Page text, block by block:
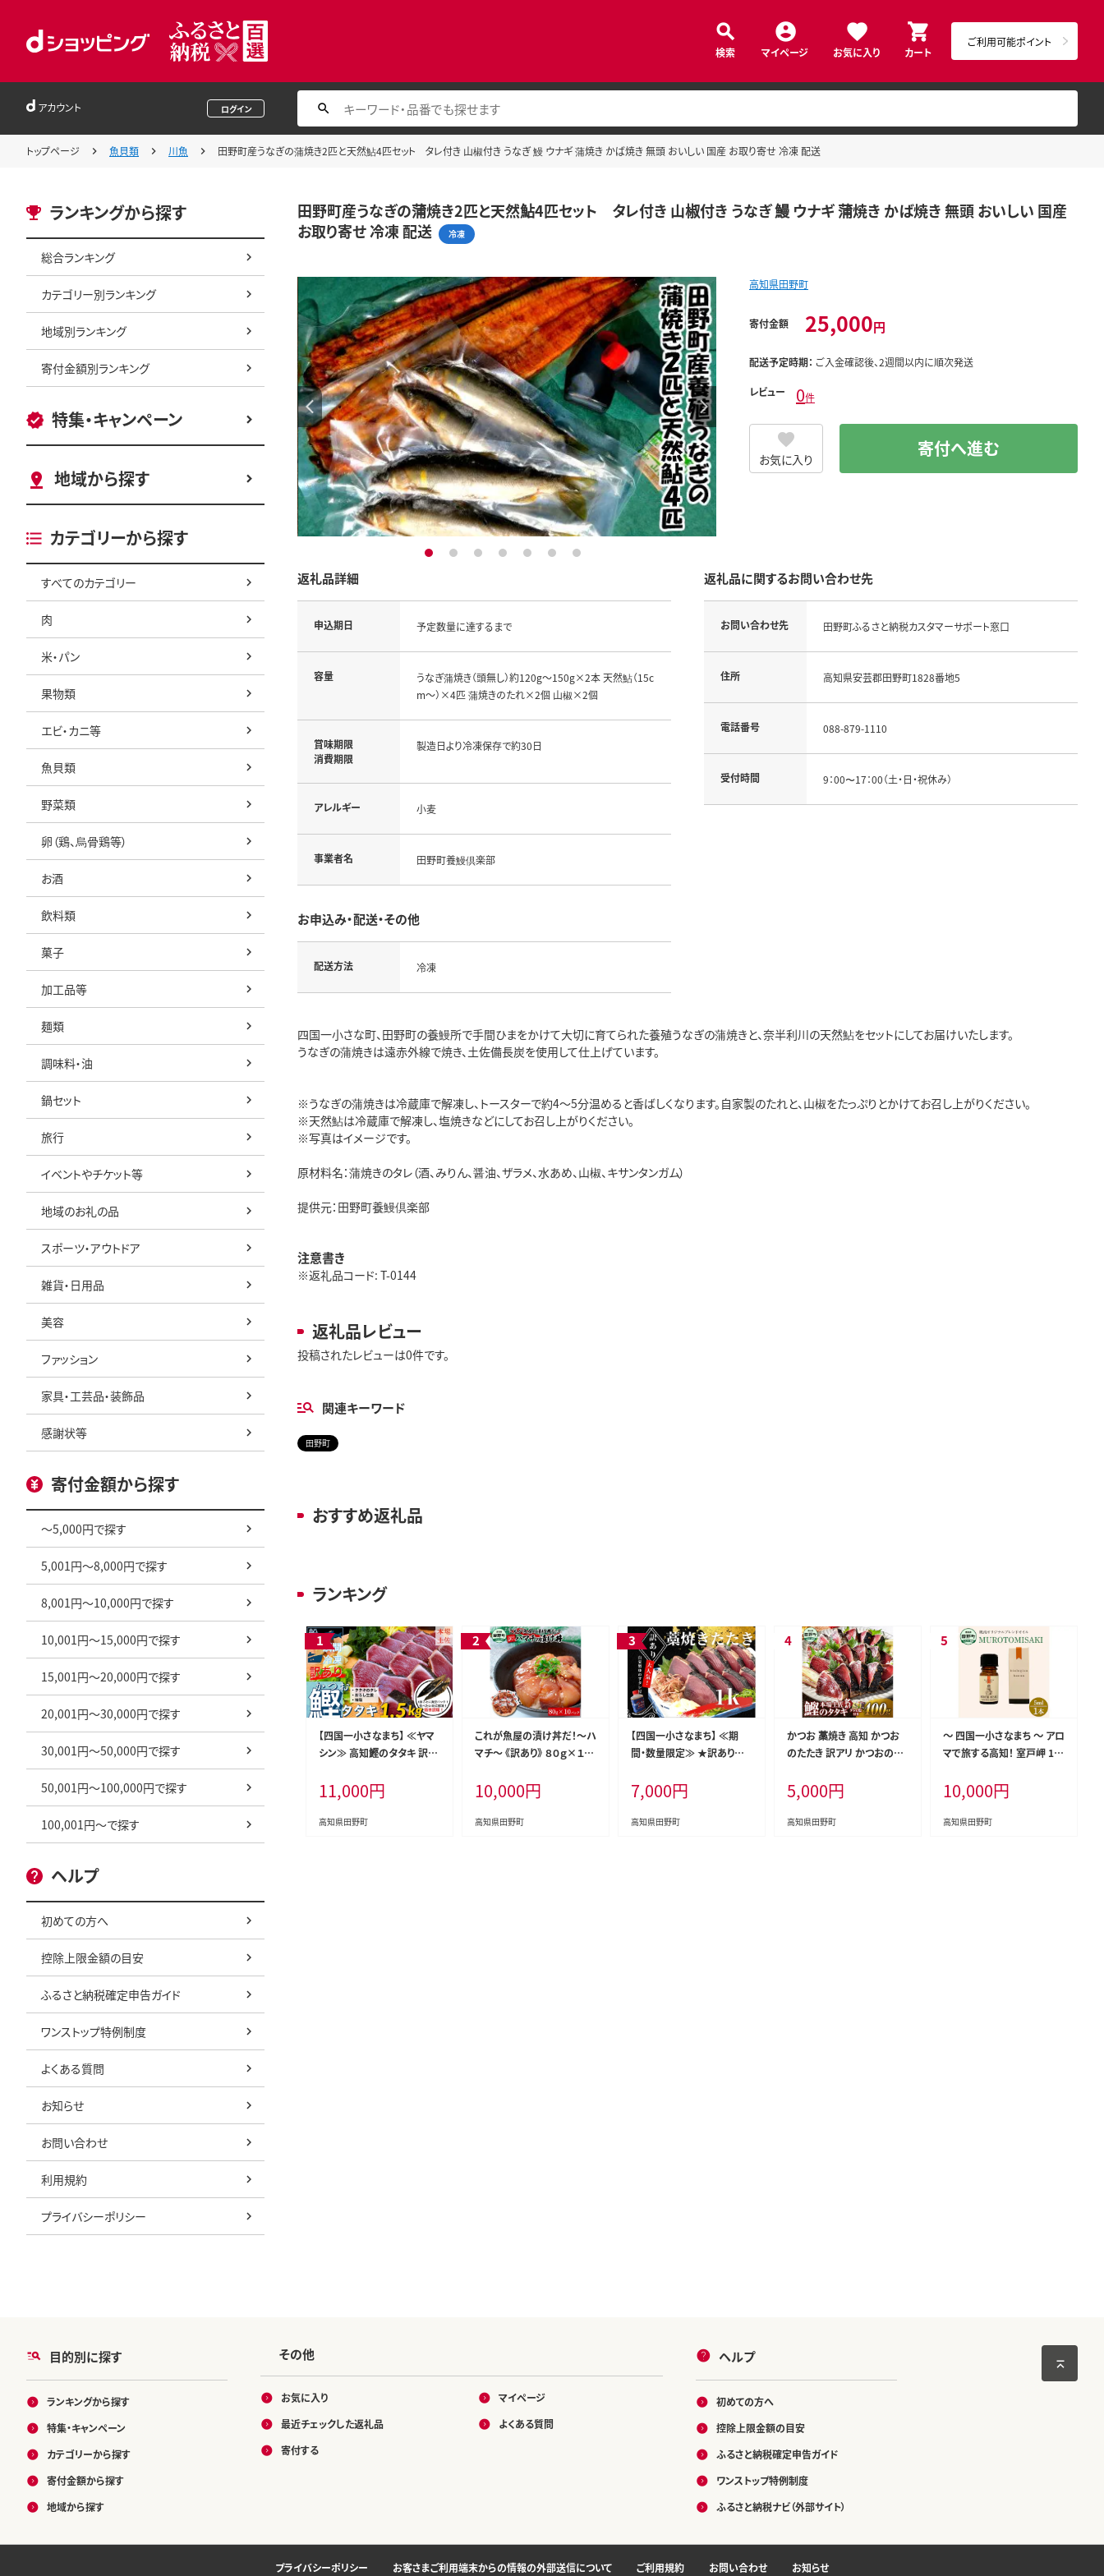
検索 マイページ お気に入り カート
ご利用可能ポイント
アカウント ログイン
トップページ 魚貝類 川魚 田野町産うなぎの蒲焼き2匹と天然鮎4匹セット タレ付き 山椒付き うなぎ 鰻 ウナギ 蒲焼き かば焼き 無頭 おいしい 国産 お取り寄せ 冷凍 配送
ランキングから探す
総合ランキング
カテゴリー別ランキング
地域別ランキング
寄付金額別ランキング
特集・キャンペーン
地域から探す
カテゴリーから探す
すべてのカテゴリー
肉
米・パン
果物類
エビ・カニ等
魚貝類
野菜類
卵（鶏、烏骨鶏等）
お酒
飲料類
菓子
加工品等
麺類
調味料・油
鍋セット
旅行
イベントやチケット等
地域のお礼の品
スポーツ・アウトドア
雑貨・日用品
美容
ファッション
家具・工芸品・装飾品
感謝状等
寄付金額から探す
～5,000円で探す
5,001円～8,000円で探す
8,001円～10,000円で探す
10,001円～15,000円で探す
15,001円～20,000円で探す
20,001円～30,000円で探す
30,001円～50,000円で探す
50,001円～100,000円で探す
100,001円～で探す
ヘルプ
初めての方へ
控除上限金額の目安
ふるさと納税確定申告ガイド
ワンストップ特例制度
よくある質問
お知らせ
お問い合わせ
利用規約
プライバシーポリシー
田野町産うなぎの蒲焼き2匹と天然鮎4匹セット タレ付き 山椒付き うなぎ 鰻 ウナギ 蒲焼き かば焼き 無頭 おいしい 国産
お取り寄せ 冷凍 配送
冷凍
1 2 3 4 5 6 7
高知県田野町
寄付金額 25,000円
配送予定時期： ご入金確認後、2週間以内に順次発送
レビュー 0件
お気に入り 寄付へ進む
返礼品詳細
申込期日 予定数量に達するまで
容量
うなぎ蒲焼き（頭無し）約120g～150g×2本 天然鮎（15c
m～）×4匹 蒲焼きのたれ×2個 山椒×2個
賞味期限
消費期限
製造日より冷凍保存で約30日
アレルギー 小麦
事業者名 田野町養鰻倶楽部
お申込み・配送・その他
配送方法 冷凍
返礼品に関するお問い合わせ先
お問い合わせ先 田野町ふるさと納税カスタマーサポート窓口
住所 高知県安芸郡田野町1828番地5
電話番号 088-879-1110
受付時間 9：00〜17：00（土・日・祝休み）
四国一小さな町、田野町の養鰻所で手間ひまをかけて大切に育てられた養殖うなぎの蒲焼きと、奈半利川の天然鮎をセットにしてお届けいたします。
うなぎの蒲焼きは遠赤外線で焼き、土佐備長炭を使用して仕上げています。
※うなぎの蒲焼きは冷蔵庫で解凍し、トースターで約4～5分温めると香ばしくなります。自家製のたれと、山椒をたっぷりとかけてお召し上がりください。
※天然鮎は冷蔵庫で解凍し、塩焼きなどにしてお召し上がりください。
※写真はイメージです。
原材料名：蒲焼きのタレ（酒、みりん、醤油、ザラメ、水あめ、山椒、キサンタンガム）
提供元：田野町養鰻倶楽部
注意書き
※返礼品コード: T-0144
返礼品レビュー
投稿されたレビューは0件です。
関連キーワード
田野町
おすすめ返礼品
ランキング
【四国一小さなまち】 ≪ヤマ
シン≫ 高知鰹のタタキ 訳あ
生姜・柚塩付き
11,000円
高知県田野町
これが魚屋の漬け丼だ！～ハ
マチ～ 《訳あり》 ８０ｇ×１０
どんぶり 丼 10パック 海鮮
魚 真空パック 個食 個包装
冷凍 配送 訳あり 規格外 不
10,000円
高知県田野町
【四国一小さなまち】 ≪期
間・数量限定≫ ★訳あり★
タタキ（自家製タレ付）１ｋｇ
7,000円
高知県田野町
かつお 藁焼き 高知 かつお
のたたき 訳アリ かつおのタ
400g 冷凍 タレ おろし生姜
柚塩付き セット 藁焼き鰹た
たき 本場 たたき かつお カツ
5,000円
高知県田野町
〜 四国一小さなまち 〜 アロ
マで旅する高知！ 室戸岬 10
ジナルブレンド エッセンシャ
ルオイル 精油 5ml アロマ
オイル 天然 精油 美容 健康
10,000円
高知県田野町
目的別に探す
ランキングから探す
特集・キャンペーン
カテゴリーから探す
寄付金額から探す
地域から探す
その他
お気に入り
最近チェックした返礼品
寄付する
マイページ
よくある質問
ヘルプ
初めての方へ
控除上限金額の目安
ふるさと納税確定申告ガイド
ワンストップ特例制度
ふるさと納税ナビ（外部サイト）
プライバシーポリシー お客さまご利用端末からの情報の外部送信について ご利用規約 お問い合わせ お知らせ